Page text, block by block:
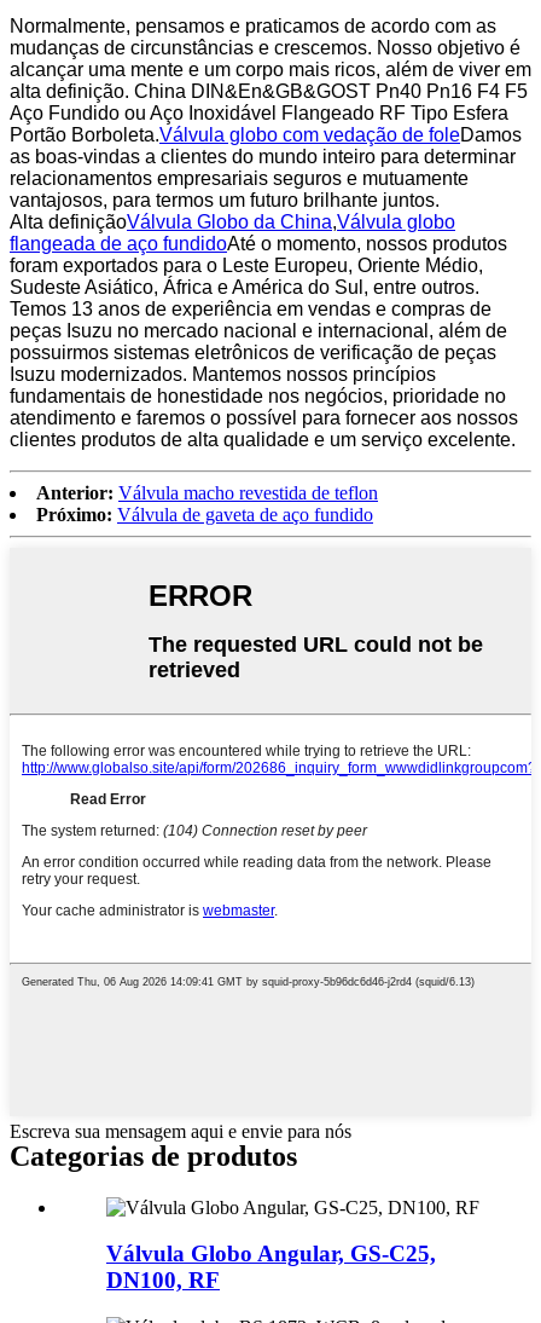
Normalmente, pensamos e praticamos de acordo com as
mudanças de circunstâncias e crescemos. Nosso objetivo é
alcançar uma mente e um corpo mais ricos, além de viver em
alta definição. China DIN&En&GB&GOST Pn40 Pn16 F4 F5
Aço Fundido ou Aço Inoxidável Flangeado RF Tipo Esfera
Portão Borboleta.Válvula globo com vedação de foleDamos
as boas-vindas a clientes do mundo inteiro para determinar
relacionamentos empresariais seguros e mutuamente
vantajosos, para termos um futuro brilhante juntos.
Alta definiçãoVálvula Globo da China,Válvula globo
flangeada de aço fundidoAté o momento, nossos produtos
foram exportados para o Leste Europeu, Oriente Médio,
Sudeste Asiático, África e América do Sul, entre outros.
Temos 13 anos de experiência em vendas e compras de
peças Isuzu no mercado nacional e internacional, além de
possuirmos sistemas eletrônicos de verificação de peças
Isuzu modernizados. Mantemos nossos princípios
fundamentais de honestidade nos negócios, prioridade no
atendimento e faremos o possível para fornecer aos nossos
clientes produtos de alta qualidade e um serviço excelente.
Anterior: Válvula macho revestida de teflon
Próximo: Válvula de gaveta de aço fundido
Escreva sua mensagem aqui e envie para nós
Categorias de produtos
Válvula Globo Angular, GS-C25,
DN100, RF